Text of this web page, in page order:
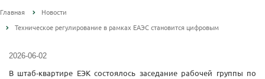
Главная
Новости
Техническое регулирование в рамках ЕАЭС становится цифровым
2026-06-02
В штаб-квартире ЕЭК состоялось заседание рабочей группы по